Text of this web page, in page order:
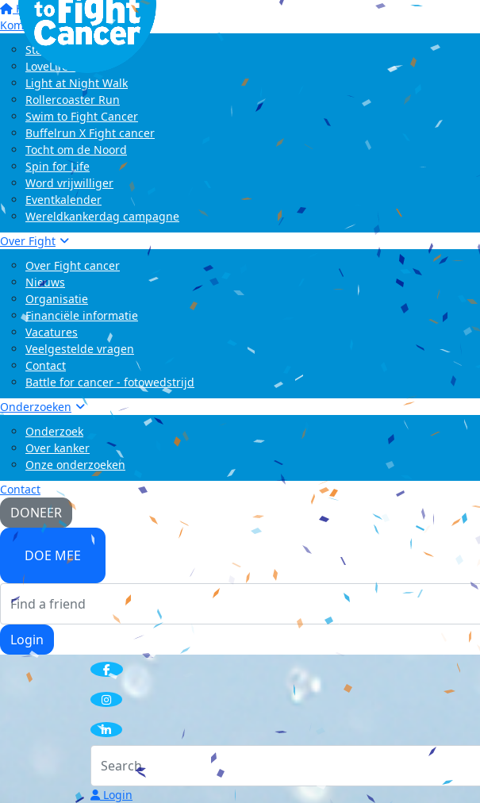
Home
Kom in actie
Start zelf een actie
LoveLife Run
Light at Night Walk
Rollercoaster Run
Swim to Fight Cancer
Buffelrun X Fight cancer
Tocht om de Noord
Spin for Life
Word vrijwilliger
Eventkalender
Wereldkankerdag campagne
Over Fight
Over Fight cancer
Nieuws
Organisatie
Financiële informatie
Vacatures
Veelgestelde vragen
Contact
Battle for cancer - fotowedstrijd
Onderzoeken
Onderzoek
Over kanker
Onze onderzoeken
Contact
DONEER
DOE MEE
Login
Login